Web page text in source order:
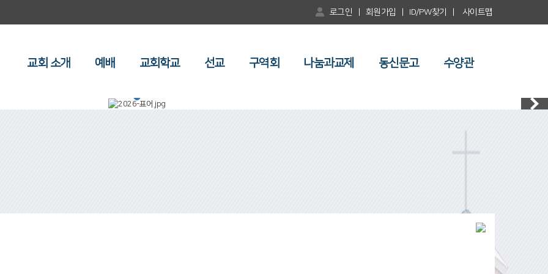
로그인 회원가입 ID/PW찾기 사이트맵
교회 소개 예배 교회학교 선교 구역회 나눔과교제 동신문고 수양관